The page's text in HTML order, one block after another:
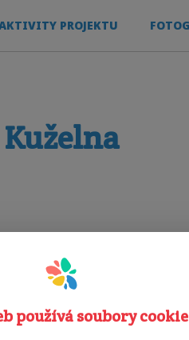
PROJEKTU
Kuželna
používá soubory cookie